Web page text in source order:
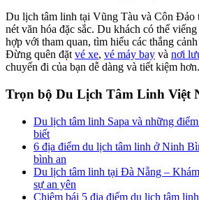
Du lịch tâm linh tại Vũng Tàu và Côn Đảo
nét văn hóa đặc sắc. Du khách có thể
hợp với tham quan, tìm hiểu các thắng
Đừng quên đặt vé xe, vé máy bay và nơi
chuyến đi của bạn dễ dàng và tiết kiệm hơn.
Trọn bộ Du Lịch Tâm Linh Việt
Du lịch tâm linh Sapa và những
biết
6 địa điểm du lịch tâm linh ở Ninh
bình an
Du lịch tâm linh tại Đà Nẵng –
sự an yên
Chiêm bái 5 địa điểm du lịch tâm